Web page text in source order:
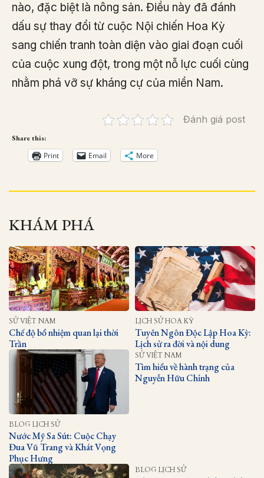
nào, đặc biệt là nông sản. Điều này đã đánh
dấu sự thay đổi từ cuộc Nội chiến Hoa Kỳ
sang chiến tranh toàn diện vào giai đoạn cuối
của cuộc xung đột, trong một nỗ lực cuối cùng
nhằm phá vỡ sự kháng cự của miền Nam.
Đánh giá post
Share this:
Print Email More
KHÁM PHÁ
SỬ VIỆT NAM
Chế độ bổ nhiệm quan lại thời
Trần
LỊCH SỬ HOA KỲ
Tuyên Ngôn Độc Lập Hoa Kỳ:
Lịch sử ra đời và nội dung
BLOG LỊCH SỬ
Nước Mỹ Sa Sút: Cuộc Chạy
Đua Vũ Trang và Khát Vọng
Phục Hưng
SỬ VIỆT NAM
Tìm hiểu về hành trạng của
Nguyễn Hữu Chỉnh
BLOG LỊCH SỬ